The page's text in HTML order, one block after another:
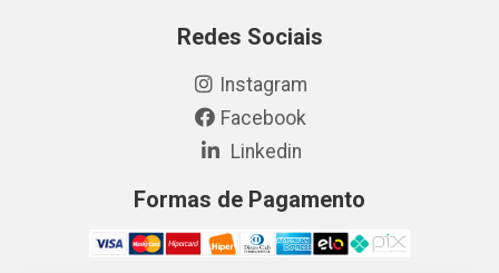
Redes Sociais
Instagram
Facebook
Linkedin
Formas de Pagamento